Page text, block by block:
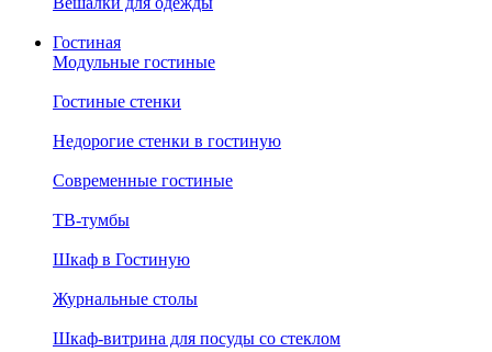
Гостиная
Модульные гостиные
Гостиные стенки
Недорогие стенки в гостиную
Современные гостиные
ТВ-тумбы
Шкаф в Гостиную
Журнальные столы
Шкаф-витрина для посуды со стеклом